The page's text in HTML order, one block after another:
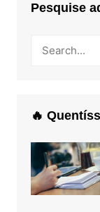
Pesquise
🔥